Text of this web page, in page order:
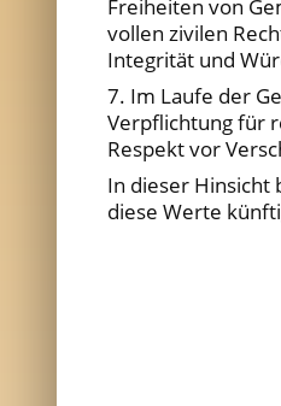
Freiheiten von
vollen zivilen
Integrität und
7. Im Laufe der
Verpflichtung für
Respekt vor
In dieser Hinsicht
diese Werte